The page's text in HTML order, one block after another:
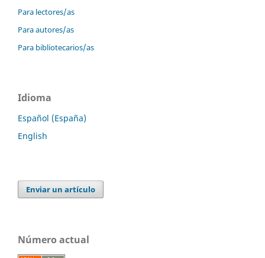
Para lectores/as
Para autores/as
Para bibliotecarios/as
Idioma
Español (España)
English
Enviar un artículo
Número actual